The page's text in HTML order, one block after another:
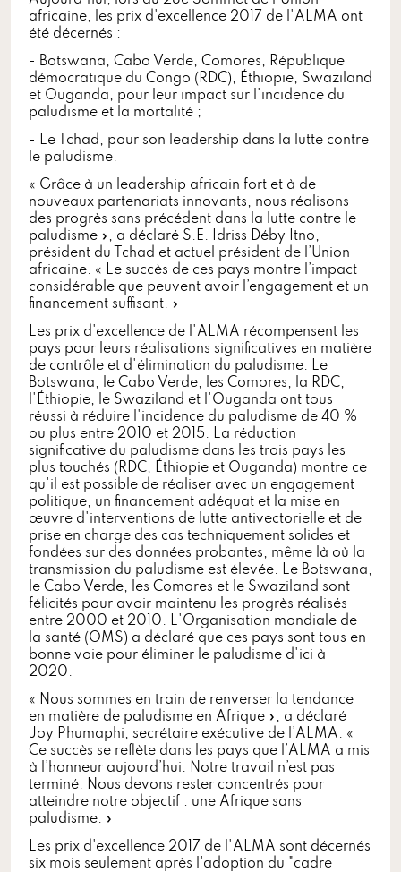
africaine, les prix d'excellence 2017 de l'ALMA ont
été décernés :
- Botswana, Cabo Verde, Comores, République
démocratique du Congo (RDC), Éthiopie, Swaziland
et Ouganda, pour leur impact sur l'incidence du
paludisme et la mortalité ;
- Le Tchad, pour son leadership dans la lutte contre
le paludisme.
« Grâce à un leadership africain fort et à de
nouveaux partenariats innovants, nous réalisons
des progrès sans précédent dans la lutte contre le
paludisme », a déclaré S.E. Idriss Déby Itno,
président du Tchad et actuel président de l’Union
africaine. « Le succès de ces pays montre l’impact
considérable que peuvent avoir l’engagement et un
financement suffisant. »
Les prix d'excellence de l'ALMA récompensent les
pays pour leurs réalisations significatives en matière
de contrôle et d'élimination du paludisme. Le
Botswana, le Cabo Verde, les Comores, la RDC,
l'Éthiopie, le Swaziland et l'Ouganda ont tous
réussi à réduire l'incidence du paludisme de 40 %
ou plus entre 2010 et 2015. La réduction
significative du paludisme dans les trois pays les
plus touchés (RDC, Éthiopie et Ouganda) montre ce
qu'il est possible de réaliser avec un engagement
politique, un financement adéquat et la mise en
œuvre d'interventions de lutte antivectorielle et de
prise en charge des cas techniquement solides et
fondées sur des données probantes, même là où la
transmission du paludisme est élevée. Le Botswana,
le Cabo Verde, les Comores et le Swaziland sont
félicités pour avoir maintenu les progrès réalisés
entre 2000 et 2010. L'Organisation mondiale de
la santé (OMS) a déclaré que ces pays sont tous en
bonne voie pour éliminer le paludisme d'ici à
2020.
« Nous sommes en train de renverser la tendance
en matière de paludisme en Afrique », a déclaré
Joy Phumaphi, secrétaire exécutive de l’ALMA. «
Ce succès se reflète dans les pays que l’ALMA a mis
à l’honneur aujourd’hui. Notre travail n’est pas
terminé. Nous devons rester concentrés pour
atteindre notre objectif : une Afrique sans
paludisme. »
Les prix d'excellence 2017 de l'ALMA sont décernés
six mois seulement après l'adoption du "cadre